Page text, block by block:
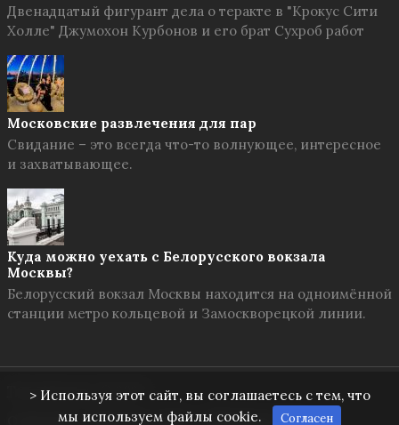
Двенадцатый фигурант дела о теракте в "Крокус Сити
Холле" Джумохон Курбонов и его брат Сухроб работ
Московские развлечения для пар
Свидание – это всегда что-то волнующее, интересное
и захватывающее.
Куда можно уехать с Белорусского вокзала
Москвы?
Белорусский вокзал Москвы находится на одноимённой
станции метро кольцевой и Замоскворецкой линии.
Твоя Москва © 2026
О проекте
Правила сайта Обратная связь
> Используя этот сайт, вы соглашаетесь с тем, что
мы используем файлы cookie.
Согласен